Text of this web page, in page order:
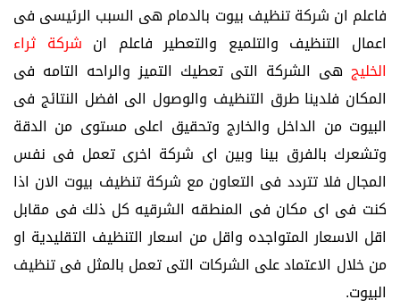
فاعلم ان شركة تنظيف بيوت بالدمام هى السبب الرئيسى فى
اعمال التنظيف والتلميع والتعطير فاعلم ان شركة ثراء
الخليج هى الشركة التى تعطيك التميز والراحه التامه فى
المكان فلدينا طرق التنظيف والوصول الى افضل النتائج فى
البيوت من الداخل والخارج وتحقيق اعلى مستوى من الدقة
وتشعرك بالفرق بينا وبين اى شركة اخرى تعمل فى نفس
المجال فلا تتردد فى التعاون مع شركة تنظيف بيوت الان اذا
كنت فى اى مكان فى المنطقه الشرقيه كل ذلك فى مقابل
اقل الاسعار المتواجده واقل من اسعار التنظيف التقليدية او
من خلال الاعتماد على الشركات التى تعمل بالمثل فى تنظيف
البيوت.